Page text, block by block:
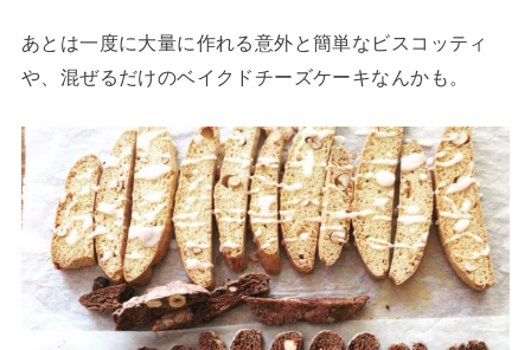
あとは一度に大量に作れる意外と簡単なビスコッティ
や、混ぜるだけのベイクドチーズケーキなんかも。